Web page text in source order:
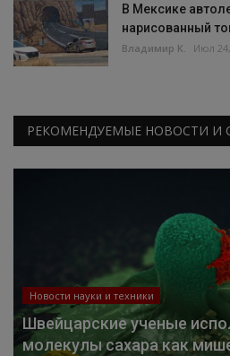
В Мексике
нарисованный
Владимир К. Июл
РЕКОМЕНДУЕМЫЕ НОВОСТИ И
Новости науки и техники
Швейцарские ученые
молекулы сахара как